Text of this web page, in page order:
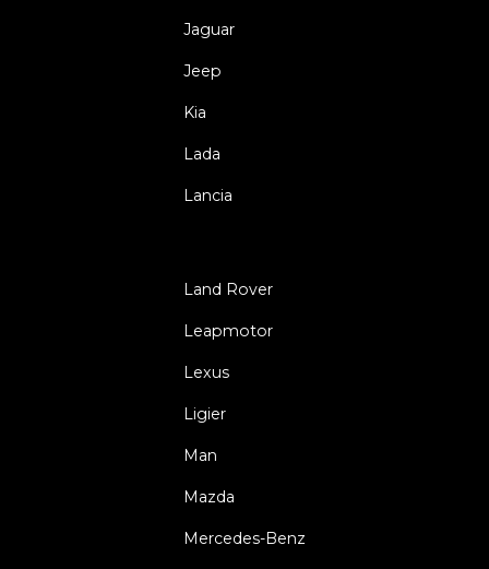
Jaguar
Jeep
Kia
Lada
Lancia
Land Rover
Leapmotor
Lexus
Ligier
Man
Mazda
Mercedes-Benz